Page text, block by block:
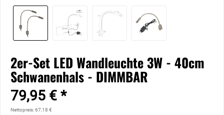
2er-Set LED Wandleuchte 3W - 40cm
Schwanenhals - DIMMBAR
79,95 € *
Nettopreis: 67,18 €